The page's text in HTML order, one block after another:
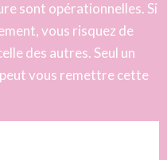
sont opérationnelles. Si
vous risquez de
des autres. Seul un
vous remettre cette